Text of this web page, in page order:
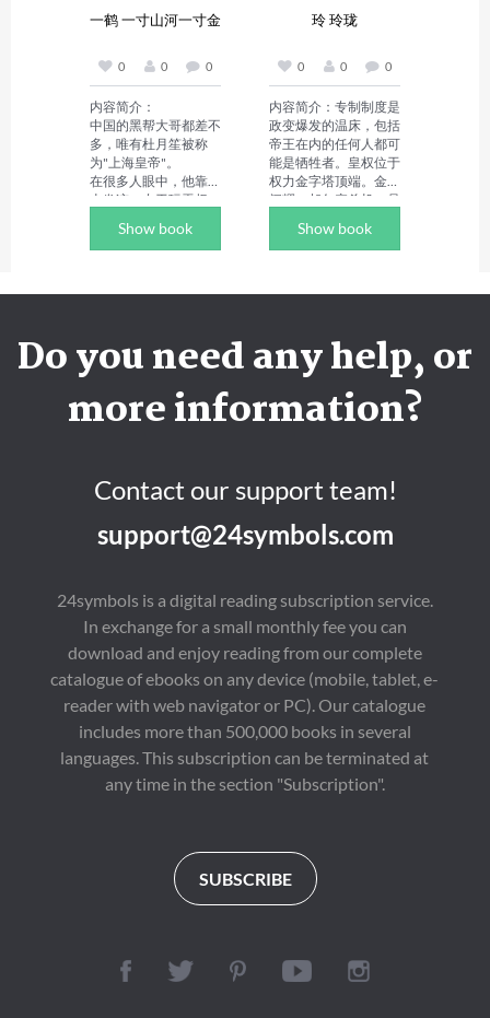
读者喜爱，畅销内地、
出版了长篇小说《清夜
凝冰》《天堂左岸》
《夏日星，冬日雪》
等。
背负着雄心壮志，他被
公。
一鹤 一寸山河一寸金
0 0 0
内容简介：
中国的黑帮大哥都差不
多，唯有杜月笙被称
为"上海皇帝"。
在很多人眼中，他靠烟
土发迹，专于玩弄权
辣；而在另一些记载
中，他又是一个温文尔
慷慨疏财。他一生叱咤
之广，结交关系之深。
他势倾一时，风光无
坊间，流传着他的种种
传闻。他的故事，在银
仍是一个无法被定性的
人。
一寸山河一寸金，本名
罗建华，毕业于安徽大
管理学边缘学科探索，
运用丰富曲折的人生阅
历审视历史、解读历
史。写史风格嬉笑怒
骂，说史态度风趣真
诚。
局》《洋务大业》《大
唐霸业》《短命南朝》
《攻破壁垒有方法》
《三分管人七分带人》
帝国诺基亚》等。
Show book
玲 玲珑
0 0 0
内容简介：专制制度是
政变爆发的温床，包括
帝王在内的任何人都可
能是牺牲者。皇权位于
权力金字塔顶端。金光
闪耀，却包裹杀机，是
派政治力量最后汇聚之
处。当积蓄已久的黑暗
变"发生……作者简介：
了北大国际政治学学士
和外交学硕士学位。他
编辑工作，并有多部著
作问世，如《中国人本
让》、《夺宫》、《剑
锋春秋》、《脆弱的繁
历》、《血凝》和《给
Show book
Do you need any help, or
more information?
Contact our support team!
support@24symbols.com
24symbols is a digital reading subscription service.
In exchange for a small monthly fee you can
download and enjoy reading from our complete
catalogue of ebooks on any device (mobile, tablet, e-
reader with web navigator or PC). Our catalogue
includes more than 500,000 books in several
languages. This subscription can be terminated at
any time in the section "Subscription".
SUBSCRIBE